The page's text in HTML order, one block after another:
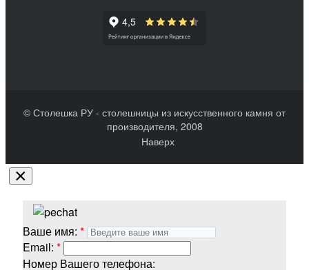
© Столешка РУ - столешницы из искусственного камня от
производителя, 2008
Наверх
×
Ваше имя:
Email:
Номер Вашего телефона: